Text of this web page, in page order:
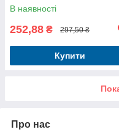
В наявності
252,88 ₴ 297,50 ₴
Купити
Про нас